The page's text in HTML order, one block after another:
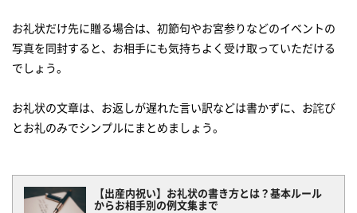
お礼状だけ先に贈る場合は、初節句やお宮参りなどのイベントの
写真を同封すると、お相手にも気持ちよく受け取っていただける
でしょう。
お礼状の文章は、お返しが遅れた言い訳などは書かずに、お詫び
とお礼のみでシンプルにまとめましょう。
【出産内祝い】お礼状の書き方とは？基本ルール
からお相手別の例文集まで